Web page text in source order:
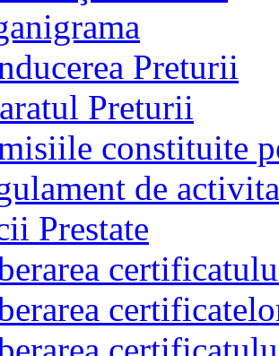
Preturii
Preturii
constituite
de
Prestate